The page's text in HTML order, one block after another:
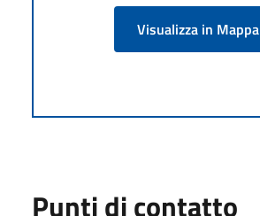
Visualizza in Mappa
Punti di contatto